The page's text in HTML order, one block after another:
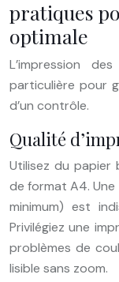
pratiques
optimale
L’impression
particulière pour
d’un contrôle.
Qualité
Utilisez du papier
de format A4.
minimum) est
Privilégiez une
problèmes de
lisible sans zoom.